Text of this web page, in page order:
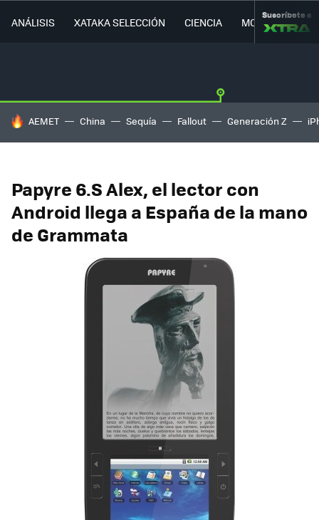
ANÁLISIS XATAKA SELECCIÓN CIENCIA MOVILIDAD
Suscríbete a
HOY SE HABLA DE
AEMET China Sequía Fallout Generación Z
Papyre 6.S Alex, el lector con
Android llega a España de la mano
de Grammata